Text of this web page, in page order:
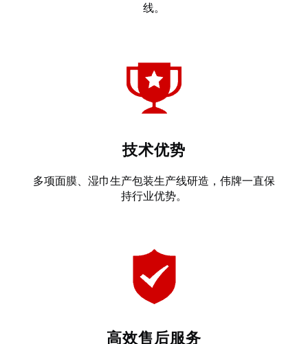
线。
技术优势
多项面膜、湿巾生产包装生产线研造，伟牌一直保
持行业优势。
高效售后服务